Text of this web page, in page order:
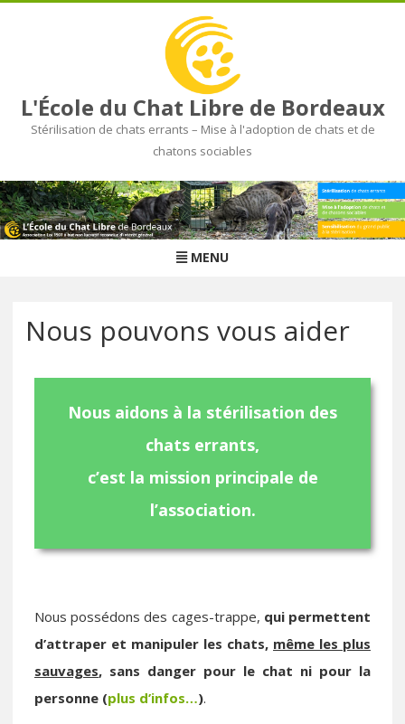
L'École du Chat Libre de Bordeaux
Stérilisation de chats errants – Mise à l'adoption de chats et de
chatons sociables
Skip
to
content
MENU
Nous pouvons vous aider
Nous aidons à la stérilisation des
chats errants,
c’est la mission principale de
l’association.
Nous possédons des cages-trappe, qui permettent
d’attraper et manipuler les chats, même les plus
sauvages, sans danger pour le chat ni pour la
personne (plus d’infos…).